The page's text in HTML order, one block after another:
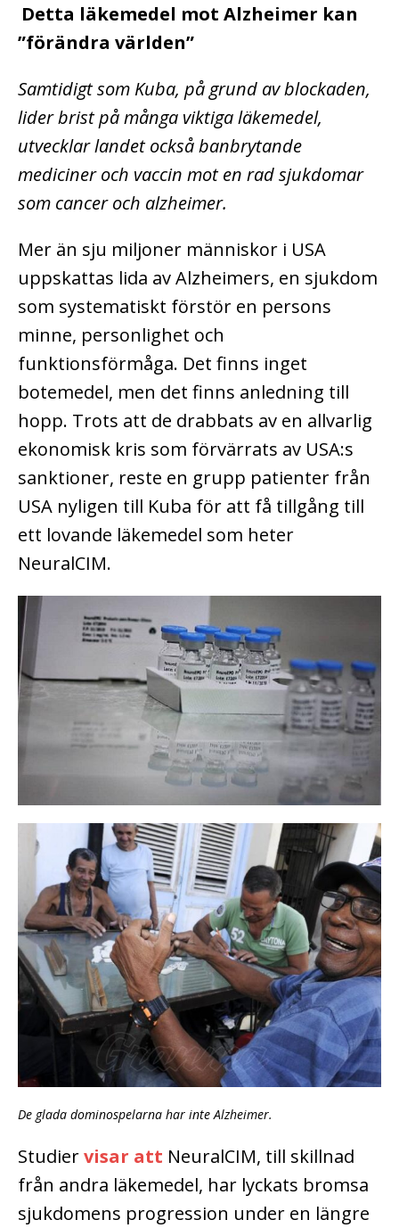
Detta läkemedel mot Alzheimer kan
”förändra världen”
Samtidigt som Kuba, på grund av blockaden,
lider brist på många viktiga läkemedel,
utvecklar landet också banbrytande
mediciner och vaccin mot en rad sjukdomar
som cancer och alzheimer.
Mer än sju miljoner människor i USA
uppskattas lida av Alzheimers, en sjukdom
som systematiskt förstör en persons
minne, personlighet och
funktionsförmåga. Det finns inget
botemedel, men det finns anledning till
hopp. Trots att de drabbats av en allvarlig
ekonomisk kris som förvärrats av USA:s
sanktioner, reste en grupp patienter från
USA nyligen till Kuba för att få tillgång till
ett lovande läkemedel som heter
NeuralCIM.
De glada dominospelarna har inte Alzheimer.
Studiervisar att NeuralCIM, till skillnad
från andra läkemedel, har lyckats bromsa
sjukdomens progression under en längre